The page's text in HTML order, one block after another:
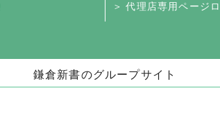
＞ 代理店専用ページ
鎌倉新書のグループサイト